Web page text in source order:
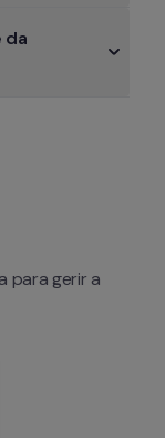
da
para gerir a